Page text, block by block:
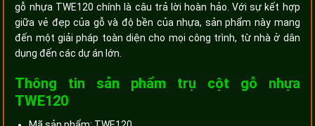
gỗ nhựa TWE120 chính là câu trả lời hoàn hảo. Với sự kết hợp
giữa vẻ đẹp của gỗ và độ bền của nhựa, sản phẩm này mang
đến một giải pháp toàn diện cho mọi công trình, từ nhà ở dân
dụng đến các dự án lớn.
Thông tin sản phẩm trụ cột gỗ nhựa
TWE120